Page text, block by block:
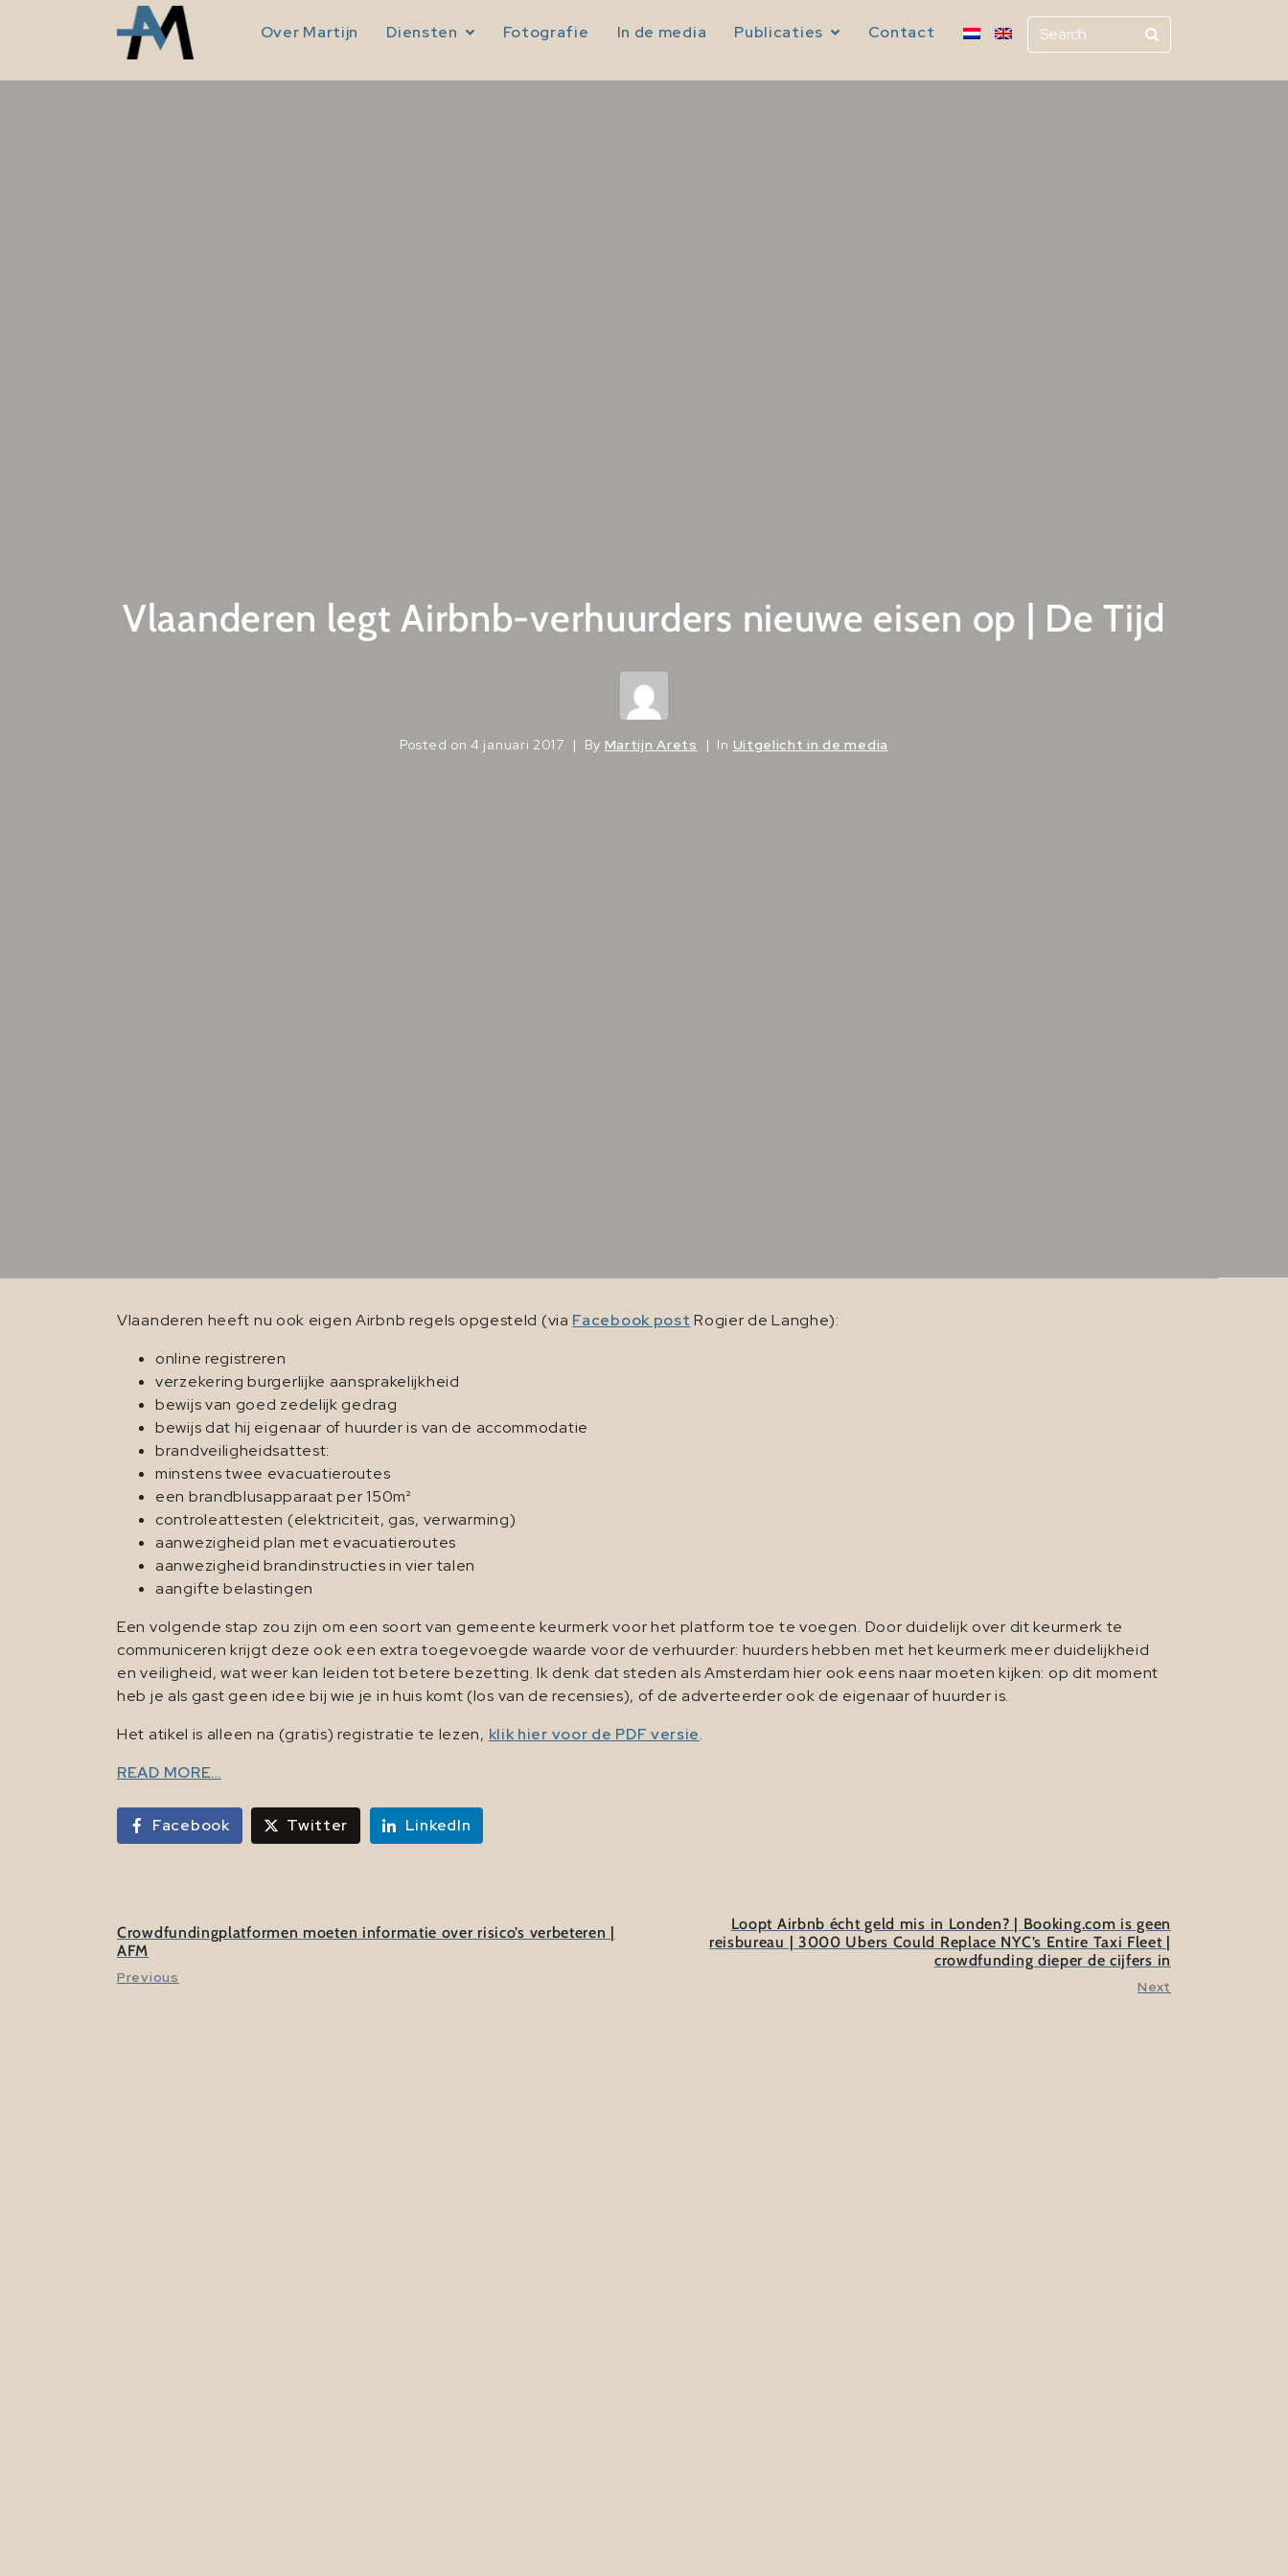
Over Martijn Diensten Fotografie In de media Publicaties Contact
Vlaanderen legt Airbnb-verhuurders nieuwe eisen op | De Tijd
Posted on4 januari 2017 By Martijn Arets In Uitgelicht in de media
Vlaanderen heeft nu ook eigen Airbnb regels opgesteld (via Facebook post Rogier de Langhe):
online registreren
verzekering burgerlijke aansprakelijkheid
bewijs van goed zedelijk gedrag
bewijs dat hij eigenaar of huurder is van de accommodatie
brandveiligheidsattest:
minstens twee evacuatieroutes
een brandblusapparaat per 150m²
controleattesten (elektriciteit, gas, verwarming)
aanwezigheid plan met evacuatieroutes
aanwezigheid brandinstructies in vier talen
aangifte belastingen
Een volgende stap zou zijn om een soort van gemeente keurmerk voor het platform toe te voegen. Door duidelijk over dit keurmerk te
communiceren krijgt deze ook een extra toegevoegde waarde voor de verhuurder: huurders hebben met het keurmerk meer duidelijkheid
en veiligheid, wat weer kan leiden tot betere bezetting. Ik denk dat steden als Amsterdam hier ook eens naar moeten kijken: op dit moment
heb je als gast geen idee bij wie je in huis komt (los van de recensies), of de adverteerder ook de eigenaar of huurder is.
Het atikel is alleen na (gratis) registratie te lezen, klik hier voor de PDF versie.
READ MORE…
Facebook Twitter LinkedIn
Crowdfundingplatformen moeten informatie over risico’s verbeteren |
AFM
Previous
Loopt Airbnb écht geld mis in Londen? | Booking.com is geen
reisbureau | 3000 Ubers Could Replace NYC’s Entire Taxi Fleet |
crowdfunding dieper de cijfers in
Next